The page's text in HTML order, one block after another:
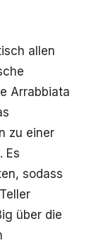
allen
Arrabbiata
zu einer
Es
sodass
über die